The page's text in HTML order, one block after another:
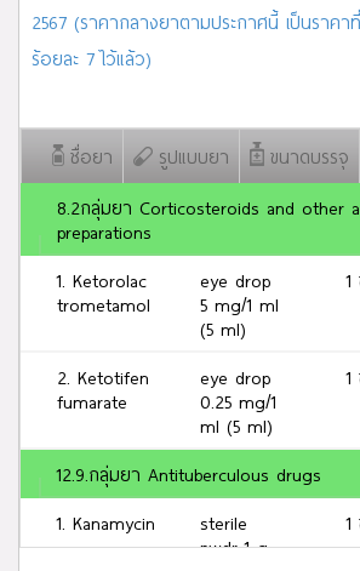
2567 (ราคากลางยาตามประกาศนี้ เป็นราค
ร้อยละ 7 ไว้แล้ว)
ชื่อยา รูปแบบยา ขนาดบรรจุ
8.2กลุ่มยา Corticosteroids and other
preparations
1. Ketorolac
trometamol
eye drop
5 mg/1 ml
(5 ml)
2. Ketotifen
fumarate
eye drop
0.25 mg/1
ml (5 ml)
12.9.กลุ่มยา Antituberculous drugs
1. Kanamycin
sterile
pwdr 1 g